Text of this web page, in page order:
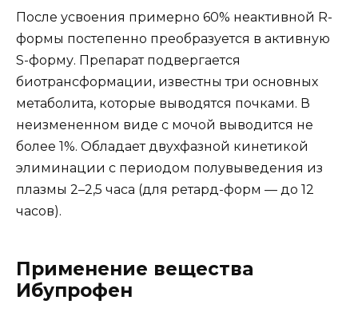
После усвоения примерно 60% неактивной R-
формы постепенно преобразуется в активную
S-форму. Препарат подвергается
биотрансформации, известны три основных
метаболита, которые выводятся почками. В
неизмененном виде с мочой выводится не
более 1%. Обладает двухфазной кинетикой
элиминации с периодом полувыведения из
плазмы 2–2,5 часа (для ретард-форм — до 12
часов).
Применение вещества
Ибупрофен